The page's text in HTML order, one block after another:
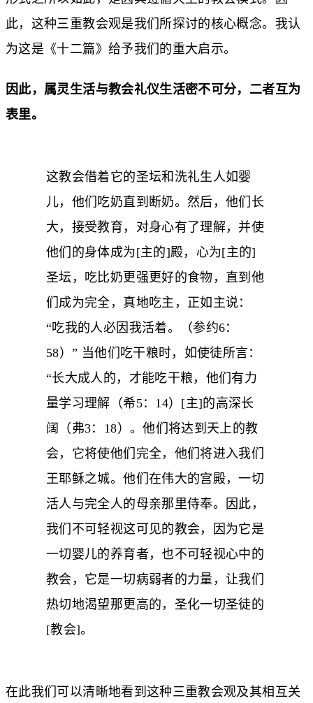
此，这种三重教会观是我们所探讨的核心概念。我认
为这是《十二篇》给予我们的重大启示。
因此，属灵生活与教会礼仪生活密不可分，二者互为
表里。
这教会借着它的圣坛和洗礼生人如婴
儿，他们吃奶直到断奶。然后，他们长
大，接受教育，对身心有了理解，并使
他们的身体成为[主的]殿，心为[主的]
圣坛，吃比奶更强更好的食物，直到他
们成为完全，真地吃主，正如主说：
“吃我的人必因我活着。（参约6：
58）” 当他们吃干粮时，如使徒所言：
“长大成人的，才能吃干粮，他们有力
量学习理解（希5：14）[主]的高深长
阔（弗3：18）。他们将达到天上的教
会，它将使他们完全，他们将进入我们
王耶稣之城。他们在伟大的宫殿，一切
活人与完全人的母亲那里侍奉。因此，
我们不可轻视这可见的教会，因为它是
一切婴儿的养育者，也不可轻视心中的
教会，它是一切病弱者的力量，让我们
热切地渴望那更高的，圣化一切圣徒的
[教会]。
在此我们可以清晰地看到这种三重教会观及其相互关